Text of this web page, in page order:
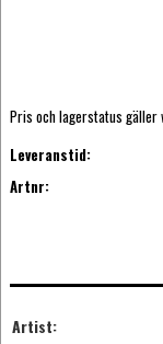
Pris och lagerstatus gäller
Leveranstid:
Artnr:
Artist: